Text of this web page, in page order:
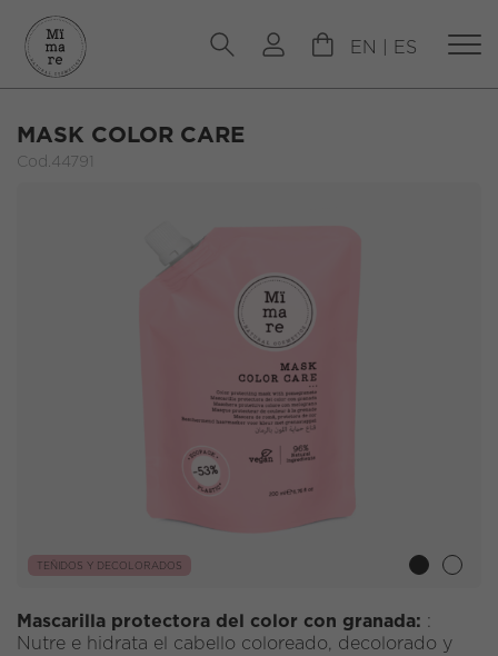
EN ES
MASK COLOR CARE
Cod.44791
TEÑIDOS Y DECOLORADOS
Mascarilla protectora del color con granada: :
Nutre e hidrata el cabello coloreado, decolorado y